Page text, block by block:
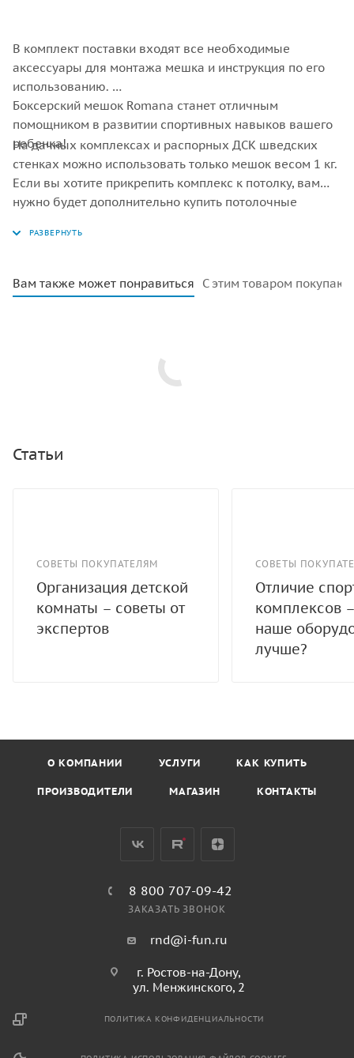
В комплект поставки входят все необходимые
аксессуары для монтажа мешка и инструкция по его
использованию.
Боксерский мешок Romana станет отличным
помощником в развитии спортивных навыков вашего
ребенка!
На дачных комплексах и распорных ДСК шведских
стенках можно использовать только мешок весом 1 кг.
Если вы хотите прикрепить комплекс к потолку, вам
нужно будет дополнительно купить потолочные
Вам также может понравиться С этим товаром покупают
Статьи
СОВЕТЫ ПОКУПАТЕЛЯМ
Организация детской
комнаты – советы от
экспертов
СОВЕТЫ
Отличие
комплексов
наше
лучше?
О КОМПАНИИ УСЛУГИ КАК КУПИТЬ
ПРОИЗВОДИТЕЛИ МАГАЗИН КОНТАКТЫ
8 800 707-09-42
ЗАКАЗАТЬ ЗВОНОК
rnd@i-fun.ru
г. Ростов-на-Дону,
ул. Менжинского, 2
ПОЛИТИКА КОНФИДЕНЦИАЛЬНОСТИ